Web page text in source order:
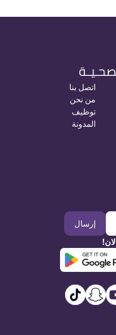
اتصل بنا
من نحن
توظيف
المدونة
إرسال